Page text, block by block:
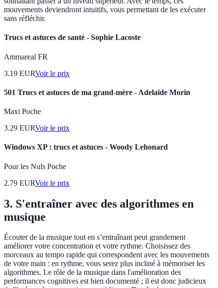
mouvements deviendront intuitifs, vous permettant de les exécuter
sans réfléchir.
Trucs et astuces de santé - Sophie Lacoste
Ammareal FR
3.19 EURVoir le prix
501 Trucs et astuces de ma grand-mère - Adelaïde Morin
Maxi Poche
3.29 EURVoir le prix
Windows XP : trucs et astuces - Woody Lehonard
Pour les Nuls Poche
2.79 EURVoir le prix
3. S'entraîner avec des algorithmes en
musique
Écouter de la musique tout en s’entraînant peut grandement
améliorer votre concentration et votre rythme. Choisissez des
morceaux au tempo rapide qui correspondent avec les mouvements
de votre main : en rythme, vous serez plus incliné à mémoriser les
algorithmes. Le rôle de la musique dans l'amélioration des
performances cognitives est bien documenté ; il est donc judicieux